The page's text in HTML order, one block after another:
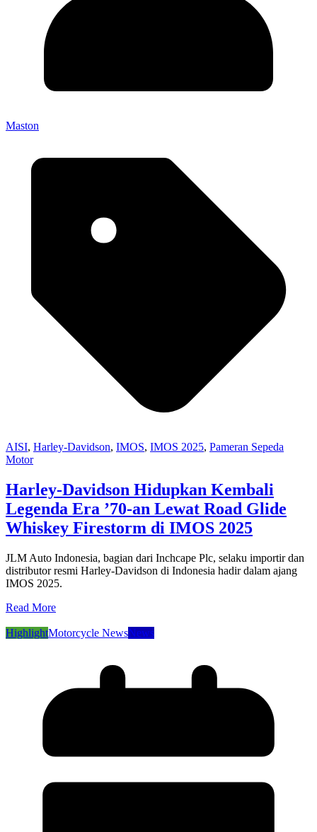
Maston
AISI, Harley-Davidson, IMOS, IMOS 2025, Pameran Sepeda
Motor
Harley-Davidson Hidupkan Kembali
Legenda Era ’70-an Lewat Road Glide
Whiskey Firestorm di IMOS 2025
JLM Auto Indonesia, bagian dari Inchcape Plc, selaku importir dan
distributor resmi Harley-Davidson di Indonesia hadir dalam ajang
IMOS 2025.
Read More
HighlightMotorcycle NewsNews